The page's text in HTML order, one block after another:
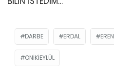
DARBE ERDAL EREN
ONIKIEYLÜL